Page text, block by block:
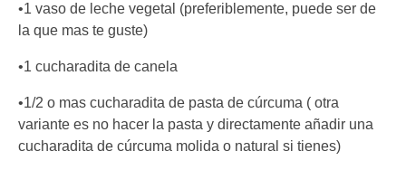
•1 vaso de leche vegetal (preferiblemente, puede ser de
la que mas te guste)
•1 cucharadita de canela
•1/2 o mas cucharadita de pasta de cúrcuma ( otra
variante es no hacer la pasta y directamente añadir una
cucharadita de cúrcuma molida o natural si tienes)